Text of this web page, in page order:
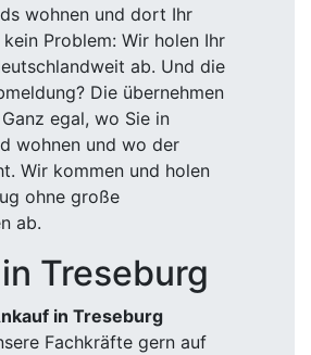
wohnen und dort Ihr
Problem: Wir holen Ihr
ab. Und die
Die übernehmen
egal, wo Sie in
wohnen und wo der
Wir kommen und holen
ohne große
ab.
Treseburg
in Treseburg
Fachkräfte gern auf